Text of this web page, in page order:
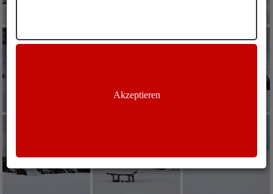
Akzeptieren